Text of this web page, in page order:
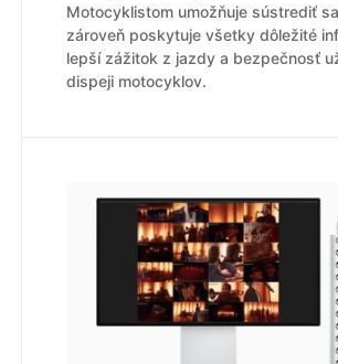
Motocyklistom umožňuje sústrediť
zároveň poskytuje všetky dôležité
lepší zážitok z jazdy a bezpečnosť
dispeji motocyklov.